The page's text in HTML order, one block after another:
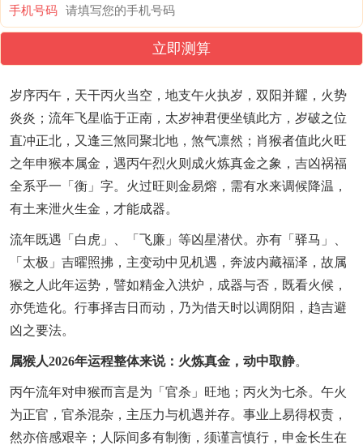
手机号码
立即测算
岁序丙午，天干丙火当空，地支午火执岁，双阳并耀，火势
炎炎；流年飞星临于正南，太岁神君便坐镇此方，岁破之位
直冲正北，又逢三煞同聚北地，煞气凛然；肖猴者值此火旺
之年申猴本属金，遇丙午烈火则成火炼真金之象，吉凶祸福
全系乎一「衡」字。火过旺则金易熔，需有水来调候降温，
有土来泄火生金，才能成器。
流年既遇「白虎」、「飞廉」等凶星潜伏。亦有「驿马」、
「太极」吉曜照拂，主变动中见机遇，奔波内藏福泽，故属
猴之人此年运势，譬如精金入洪炉，成器与否，既看火候，
亦凭造化。行事择吉日而动，乃为借天时以调阴阳，趋吉避
凶之要法。
属猴人2026年运程整体来说：火炼真金，动中取静。
丙午流年对申猴而言是为「官杀」旺地；丙火为七杀。午火
为正官，官杀混杂，主压力与机遇并存。事业上易得权责，
然亦倍感艰辛；人际间多有制衡，须谨言慎行，申金长生在